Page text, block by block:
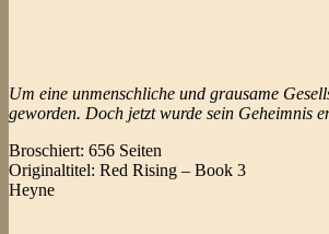
Um eine unmenschliche und grausame
geworden. Doch jetzt wurde sein Geheimnis
Broschiert: 656 Seiten
Originaltitel: Red Rising – Book 3
Heyne